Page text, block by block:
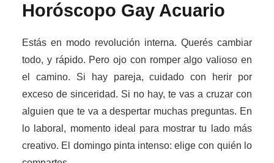
Horóscopo Gay Acuario
Estás en modo revolución interna. Querés cambiar
todo, y rápido. Pero ojo con romper algo valioso en
el camino. Si hay pareja, cuidado con herir por
exceso de sinceridad. Si no hay, te vas a cruzar con
alguien que te va a despertar muchas preguntas. En
lo laboral, momento ideal para mostrar tu lado más
creativo. El domingo pinta intenso: elige con quién lo